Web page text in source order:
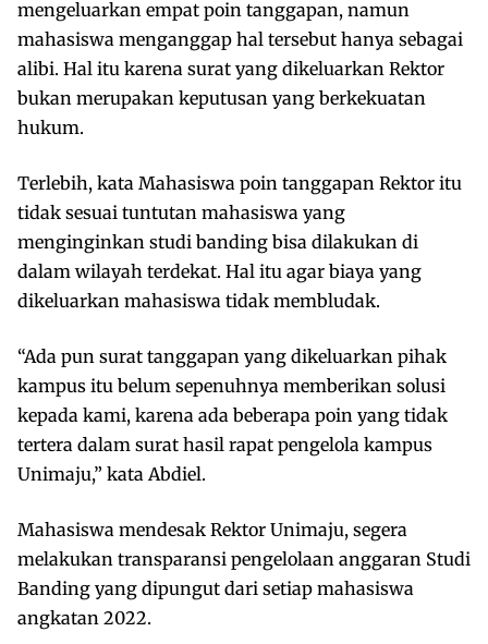
mengeluarkan empat poin tanggapan, namun
mahasiswa menganggap hal tersebut hanya sebagai
alibi. Hal itu karena surat yang dikeluarkan Rektor
bukan merupakan keputusan yang berkekuatan
hukum.
Terlebih, kata Mahasiswa poin tanggapan Rektor itu
tidak sesuai tuntutan mahasiswa yang
menginginkan studi banding bisa dilakukan di
dalam wilayah terdekat. Hal itu agar biaya yang
dikeluarkan mahasiswa tidak membludak.
“Ada pun surat tanggapan yang dikeluarkan pihak
kampus itu belum sepenuhnya memberikan solusi
kepada kami, karena ada beberapa poin yang tidak
tertera dalam surat hasil rapat pengelola kampus
Unimaju,” kata Abdiel.
Mahasiswa mendesak Rektor Unimaju, segera
melakukan transparansi pengelolaan anggaran Studi
Banding yang dipungut dari setiap mahasiswa
angkatan 2022.